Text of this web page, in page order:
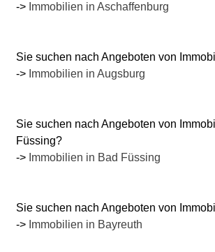
-> Immobilien in Aschaffenburg
Sie suchen nach Angeboten von
-> Immobilien in Augsburg
Sie suchen nach Angeboten von
Füssing?
-> Immobilien in Bad Füssing
Sie suchen nach Angeboten von
-> Immobilien in Bayreuth